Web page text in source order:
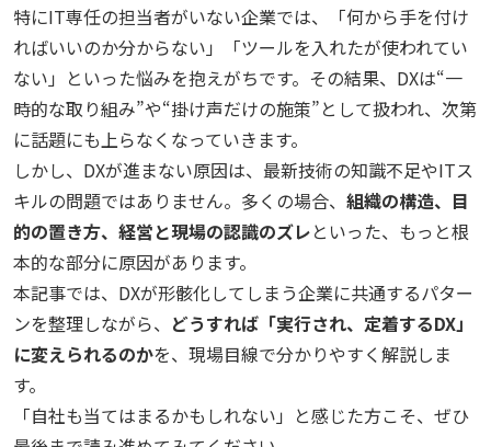
特にIT専任の担当者がいない企業では、「何から手を付け
ればいいのか分からない」「ツールを入れたが使われてい
ない」といった悩みを抱えがちです。その結果、DXは“一
時的な取り組み”や“掛け声だけの施策”として扱われ、次第
に話題にも上らなくなっていきます。
しかし、DXが進まない原因は、最新技術の知識不足やITス
キルの問題ではありません。多くの場合、 組織の構造、目
的の置き方、経営と現場の認識のズレといった、もっと根
本的な部分に原因があります。
本記事では、DXが形骸化してしまう企業に共通するパター
ンを整理しながら、 どうすれば「実行され、定着するDX」
に変えられるのかを、現場目線で分かりやすく解説しま
す。
「自社も当てはまるかもしれない」と感じた方こそ、ぜひ